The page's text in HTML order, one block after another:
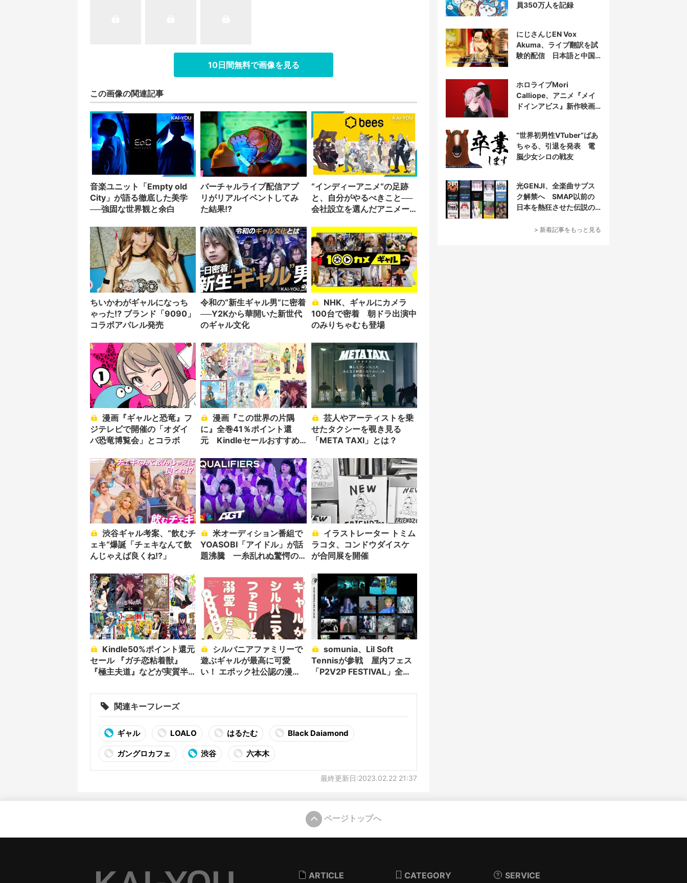
10日間無料で画像を見る
この画像の関連記事
音楽ユニット「Empty old
City」が語る徹底した美学
──強固な世界観と余白
バーチャルライブ配信アプ
リがリアルイベントしてみ
た結果!?
“インディーアニメ“の足跡
と、自分がやるべきこと──
会社設立を選んだアニメー
ちいかわがギャルになっち
ゃった⁉︎ ブランド「9090」
コラボアパレル発売
令和の“新生ギャル男”に密着
──Y2Kから華開いた新世代
のギャル文化
100台で密着 朝ドラ出演中
のみりちゃむも登場
ジテレビで開催の「オダイ
バ恐竜博覧会」とコラボ
漫画『この世界の片隅
に』全巻41％ポイント還
元 Kindleセールおすすめ8
せたタクシーを覗き見る
「META TAXI」とは？
ェキ“爆誕「チェキなんて飲
んじゃえば良くね!?」
米オーディション番組で
YOASOBI「アイドル」が話
題沸騰 一糸乱れぬ驚愕の
ラコタ、コンドウダイスケ
が合同展を開催
セール 『ガチ恋粘着獣』
『極主夫道』などが実質半
遊ぶギャルが最高に可愛
い！ エポック社公認の漫画
Tennisが参戦 屋内フェス
「P2V2P FESTIVAL」全出
関連キーフレーズ
ギャル LOALO はるたむ Black Daiamond
ガングロカフェ 渋谷 六本木
最終更新日:2023.02.22 21:37
員350万人を記録
にじさんじEN Vox
Akuma、ライブ翻訳を試
験的配信 日本語と中国
ホロライブMori
Calliope、アニメ『メイ
ドインアビス』新作映画
“世界初男性VTuber”ばあ
ちゃる、引退を発表 電
脳少女シロの戦友
光GENJI、全楽曲サブス
ク解禁へ SMAP以前の
日本を熱狂させた伝説の
> 新着記事をもっと見る
ページトップへ
ARTICLE CATEGORY SERVICE